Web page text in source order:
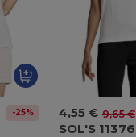
-25% 4,55 € 9,65 €
SOL'S 11376